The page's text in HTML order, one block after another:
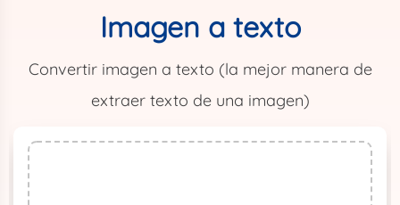
Imagen a texto
Convertir imagen a texto (la mejor manera de
extraer texto de una imagen)